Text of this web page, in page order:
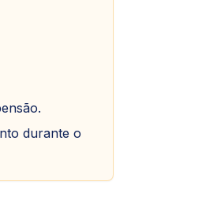
durante o